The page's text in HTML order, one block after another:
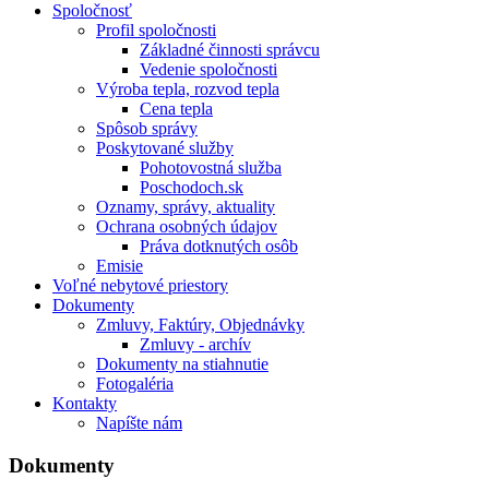
Spoločnosť
Profil spoločnosti
Základné činnosti správcu
Vedenie spoločnosti
Výroba tepla, rozvod tepla
Cena tepla
Spôsob správy
Poskytované služby
Pohotovostná služba
Poschodoch.sk
Oznamy, správy, aktuality
Ochrana osobných údajov
Práva dotknutých osôb
Emisie
Voľné nebytové priestory
Dokumenty
Zmluvy, Faktúry, Objednávky
Zmluvy - archív
Dokumenty na stiahnutie
Fotogaléria
Kontakty
Napíšte nám
Dokumenty